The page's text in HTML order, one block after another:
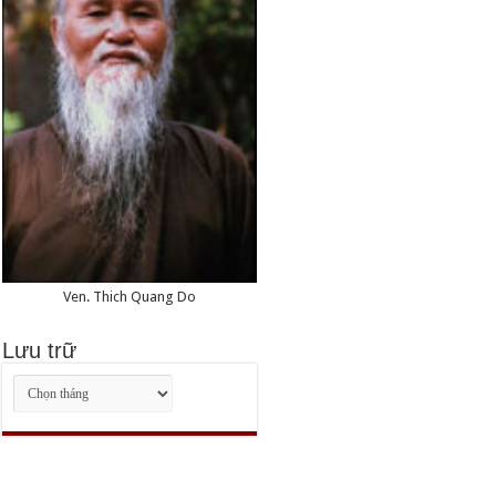
Ven. Thich Quang Do
Lưu trữ
Lưu
trữ